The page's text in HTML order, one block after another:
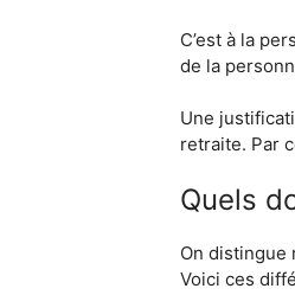
C’est à la
de la
Une
retraite. Par
Quels
On distingue
Voici ces